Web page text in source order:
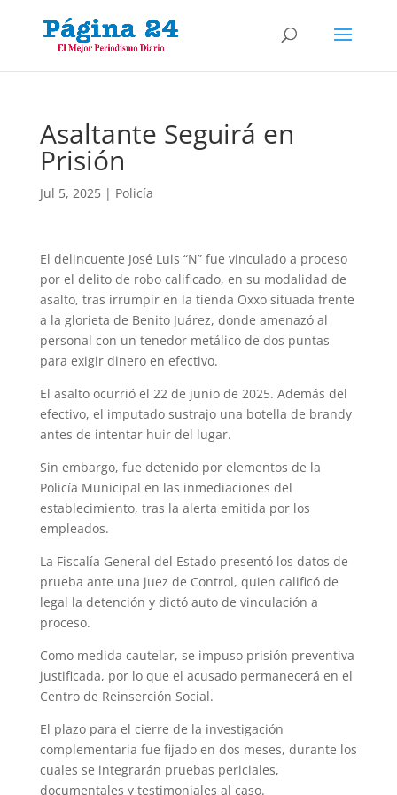
Asaltante Seguirá en
Prisión
Jul 5, 2025| Policía
El delincuente José Luis “N” fue vinculado a proceso
por el delito de robo calificado, en su modalidad de
asalto, tras irrumpir en la tienda Oxxo situada frente
a la glorieta de Benito Juárez, donde amenazó al
personal con un tenedor metálico de dos puntas
para exigir dinero en efectivo.
El asalto ocurrió el 22 de junio de 2025. Además del
efectivo, el imputado sustrajo una botella de brandy
antes de intentar huir del lugar.
Sin embargo, fue detenido por elementos de la
Policía Municipal en las inmediaciones del
establecimiento, tras la alerta emitida por los
empleados.
La Fiscalía General del Estado presentó los datos de
prueba ante una juez de Control, quien calificó de
legal la detención y dictó auto de vinculación a
proceso.
Como medida cautelar, se impuso prisión preventiva
justificada, por lo que el acusado permanecerá en el
Centro de Reinserción Social.
El plazo para el cierre de la investigación
complementaria fue fijado en dos meses, durante los
cuales se integrarán pruebas periciales,
documentales y testimoniales al caso.